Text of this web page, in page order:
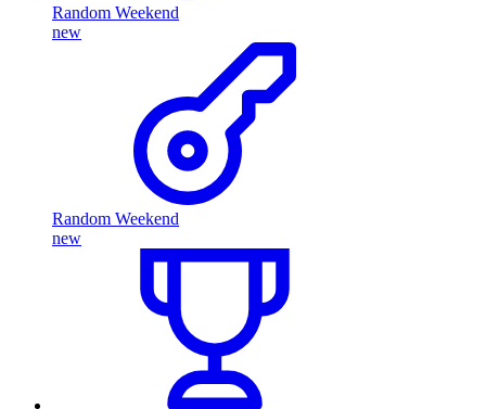
Random Weekend
new
Random Weekend
new